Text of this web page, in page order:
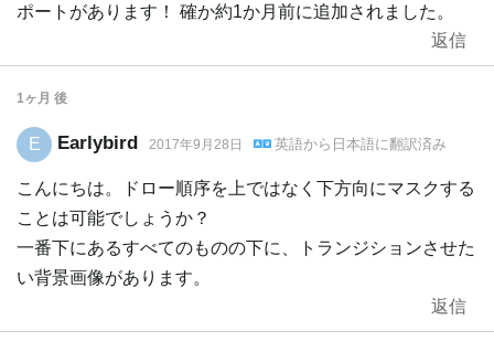
ポートがあります！ 確か約1か月前に追加されました。
返信
1ヶ月 後
E Earlybird 2017年9月28日 英語から 日本語に翻訳済み
こんにちは。ドロー順序を上ではなく下方向にマスクする
ことは可能でしょうか？
一番下にあるすべてのものの下に、トランジションさせた
い背景画像があります。
返信